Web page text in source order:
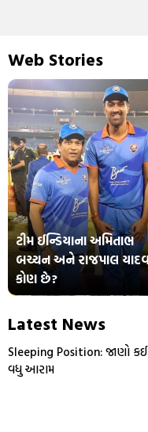
Web Stories
ટીમ ઈન્ડિયાના અમિતાભ
બચ્ચન અને રાજપાલ
કોણ છે?
Latest News
Sleeping Position: જાણો
વધુ આરામ